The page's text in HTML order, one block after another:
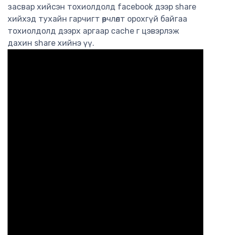
засвар хийсэн тохиолдолд facebook дээр share
хийхэд тухайн гарчигт өөрчлөлт орохгүй байгаа
тохиолдолд дээрх аргаар cache г цэвэрлэж
дахин share хийнэ үү.